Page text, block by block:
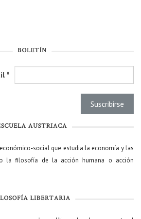
BOLETÍN
*
AUSTRIACA
social que estudia la economía y las
la filosofía de la acción humana o acción
LIBERTARIA